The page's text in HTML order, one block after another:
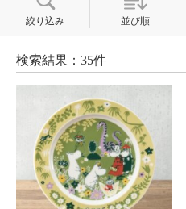
絞り込み 並び順
検索結果：35件